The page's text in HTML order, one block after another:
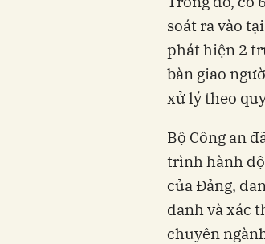
soát ra vào
phát hiện 2
bàn giao
xử lý theo
Bộ Công an
trình hành
của Đảng,
danh và xác
chuyên